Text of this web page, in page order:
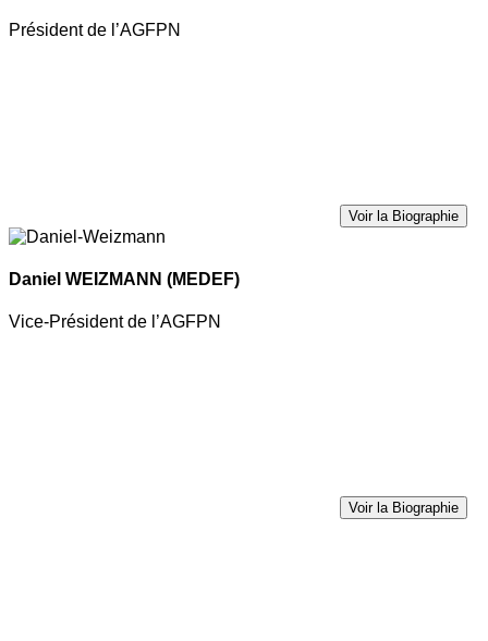
Président de l’AGFPN
Voir la Biographie
Daniel WEIZMANN (MEDEF)
Vice-Président de l’AGFPN
Voir la Biographie